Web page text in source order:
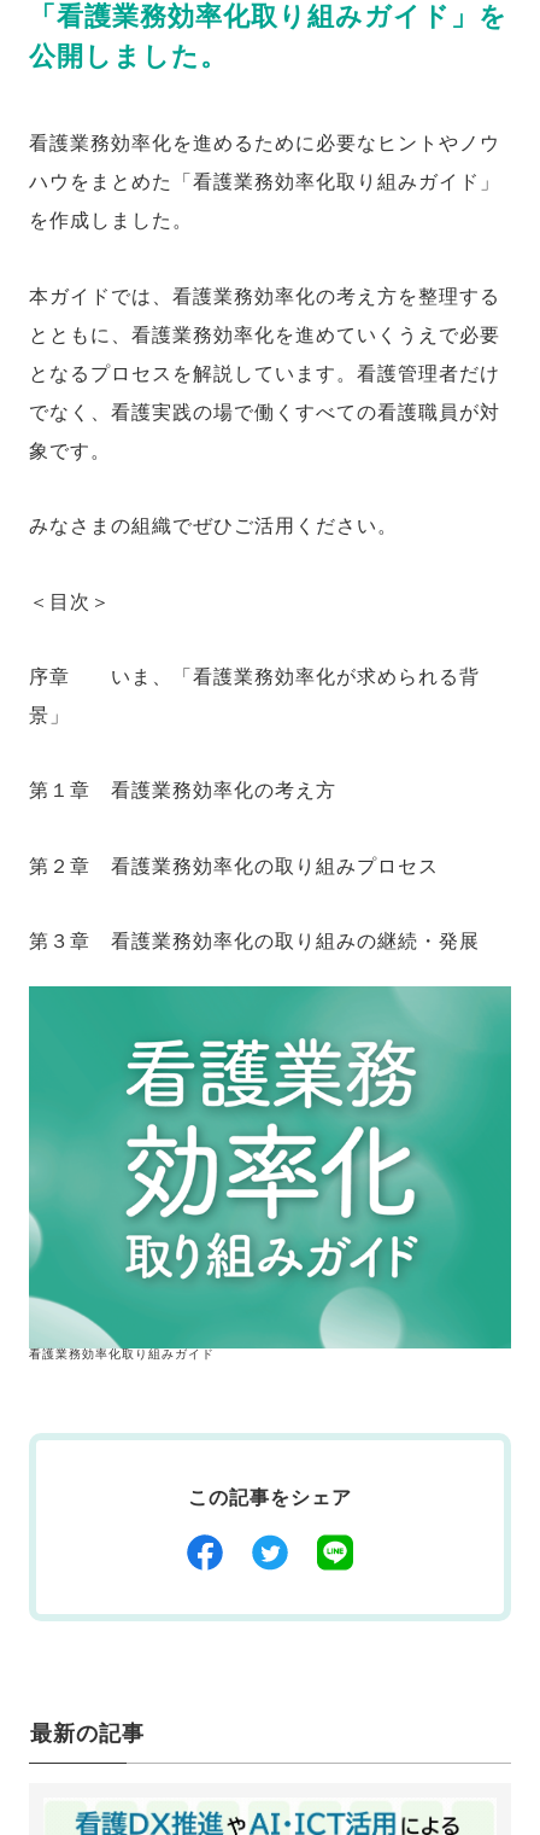
「看護業務効率化取り組みガイド」を
公開しました。
看護業務効率化を進めるために必要なヒントやノウ
ハウをまとめた「看護業務効率化取り組みガイド」
を作成しました。
本ガイドでは、看護業務効率化の考え方を整理する
とともに、看護業務効率化を進めていくうえで必要
となるプロセスを解説しています。看護管理者だけ
でなく、看護実践の場で働くすべての看護職員が対
象です。
みなさまの組織でぜひご活用ください。
＜目次＞
序章 いま、「看護業務効率化が求められる背
景」
第１章 看護業務効率化の考え方
第２章 看護業務効率化の取り組みプロセス
第３章 看護業務効率化の取り組みの継続・発展
看護業務効率化取り組みガイド
この記事をシェア
最新の記事